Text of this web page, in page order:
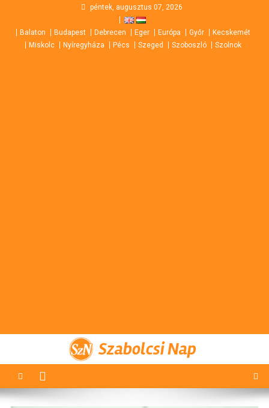
content
péntek, augusztus 07, 2026
Balaton Budapest Debrecen Eger Európa Győr
Kecskemét
Miskolc
Nyíregyháza Pécs Szeged Szoboszló Szolnok
Szabolcsi Nap